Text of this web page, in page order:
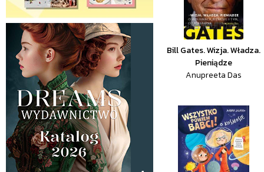
Bill Gates. Wizja. Władza.
Pieniądze
Anupreeta Das